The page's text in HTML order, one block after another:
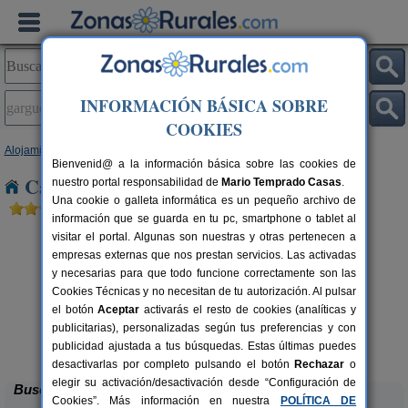
Alojamientos
Casas Rurales en Garguera de La Vera
2-30+10 pers.
desde30 €
Apartamentos Rurales Casa
Manadero
Robledillo de Gata (Cáceres)
Buscar
INFORMACIÓN BÁSICA SOBRE
COOKIES
Bienvenid@ a la información básica sobre las cookies de
nuestro portal responsabilidad de Mario Temprado Casas.
Una cookie o galleta informática es un pequeño archivo de
información que se guarda en tu pc, smartphone o tablet al
visitar el portal. Algunas son nuestras y otras pertenecen a
empresas externas que nos prestan servicios. Las activadas
y necesarias para que todo funcione correctamente son las
Cookies Técnicas y no necesitan de tu autorización. Al pulsar
el botónAceptar activarás el resto de cookies (analíticas y
publicitarias), personalizadas según tus preferencias y con
publicidad ajustada a tus búsquedas. Estas últimas puedes
desactivarlas por completo pulsando el botón Rechazar o
elegir su activación/desactivación desde “Configuración de
Cookies”. Más información en nuestra
POLÍTICA DE